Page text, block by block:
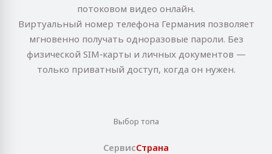
потоковом видео онлайн.
Виртуальный номер телефона Германия позволяет
мгновенно получать одноразовые пароли. Без
физической SIM‑карты и личных документов —
только приватный доступ, когда он нужен.
Выбор топа
СервисСтрана